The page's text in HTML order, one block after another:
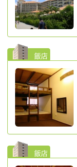
飯店
飯店